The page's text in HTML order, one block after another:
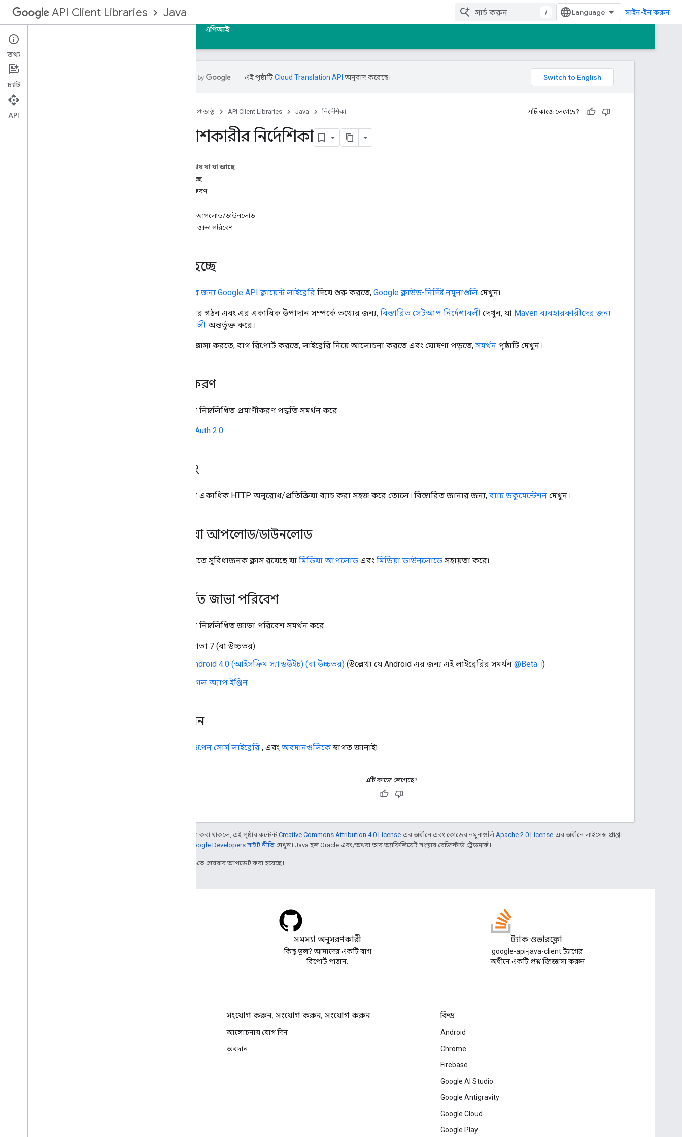
API Client Libraries Java / সাইন-ইন করুন
এপিআই
বিকাশকারীর গাইড
সেটআপ নির্দেশাবলী
এই পৃষ্ঠাটিCloud Translation API অনুবাদ করেছে।
প্রোডাক্ট API Client Libraries Java নির্দেশিকা এটি কাজে লেগেছে?
বিকাশকারীর নির্দেশিকা
এই পৃষ্ঠায় যা যা আছে
শুরু হচ্ছে
প্রমাণীকরণ
মিডিয়া আপলোড/ডাউনলোড
সমর্থিত জাভা পরিবেশ
শুরু হচ্ছে
Java এর জন্য Google API ক্লায়েন্ট লাইব্রেরি দিয়ে শুরু করতে, Google ক্লাউড-নির্দিষ্ট নমুনাগুলি দেখুন৷
লাইব্রেরির গঠন এবং এর একাধিক উপাদান সম্পর্কে তথ্যের জন্য, বিস্তারিত সেটআপ নির্দেশাবলী দেখুন, যা Maven ব্যবহারকারীদের জন্য
নির্দেশাবলী অন্তর্ভুক্ত করে।
প্রশ্ন জিজ্ঞাসা করতে, বাগ রিপোর্ট করতে, লাইব্রেরি নিয়ে আলোচনা করতে এবং ঘোষণা পড়তে, সমর্থন পৃষ্ঠাটি দেখুন।
প্রমাণীকরণ
লাইব্রেরি নিম্নলিখিত প্রমাণীকরণ পদ্ধতি সমর্থন করে:
OAuth 2.0
ব্যাচিং
লাইব্রেরি একাধিক HTTP অনুরোধ/প্রতিক্রিয়া ব্যাচ করা সহজ করে তোলে। বিস্তারিত জানার জন্য, ব্যাচ ডকুমেন্টেশন দেখুন।
মিডিয়া আপলোড/ডাউনলোড
লাইব্রেরিতে সুবিধাজনক ক্লাস রয়েছে যা মিডিয়া আপলোড এবং মিডিয়া ডাউনলোডে সহায়তা করে৷
সমর্থিত জাভা পরিবেশ
লাইব্রেরি নিম্নলিখিত জাভা পরিবেশ সমর্থন করে:
জাভা 7 (বা উচ্চতর)
Android 4.0 (আইসক্রিম স্যান্ডউইচ) (বা উচ্চতর) (উল্লেখ্য যে Android এর জন্য এই লাইব্রেরির সমর্থন @Beta ।)
গুগল অ্যাপ ইঞ্জিন
অবদান
ওপেন সোর্স লাইব্রেরি , এবং অবদানগুলিকেস্বাগত জানাই৷
এটি কাজে লেগেছে?
অন্য কিছু উল্লেখ না করা থাকলে, এই পৃষ্ঠার কন্টেন্ট Creative Commons Attribution 4.0 License-এর অধীনে এবং কোডের নমুনাগুলি Apache 2.0 License-এর অধীনে লাইসেন্স প্রাপ্ত।
Google Developers সাইট নীতি দেখুন। Java হল Oracle এবং/অথবা তার অ্যাফিলিয়েট সংস্থার রেজিস্টার্ড ট্রেডমার্ক।
2026-07-17 UTC-তে শেষবার আপডেট করা হয়েছে।
সমস্যা অনুসরণকারী
কিছু ভুল? আমাদের একটি বাগ
রিপোর্ট পাঠান.
স্ট্যাক ওভারফ্লো
google-api-java-client ট্যাগের
অধীনে একটি প্রশ্ন জিজ্ঞাসা করুন
সংযোগ করুন, সংযোগ করুন, সংযোগ করুন
আলোচনায় যোগ দিন
অবদান
বিল্ড
Android
Chrome
Firebase
Google AI Studio
Google Antigravity
Google Cloud
Google Play
তথ্য
চ্যাট
API